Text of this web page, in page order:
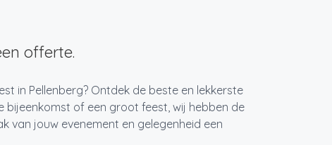
offerte.
in Pellenberg? Ontdek de beste en lekkerste
of een groot feest, wij hebben de
van jouw evenement en gelegenheid een